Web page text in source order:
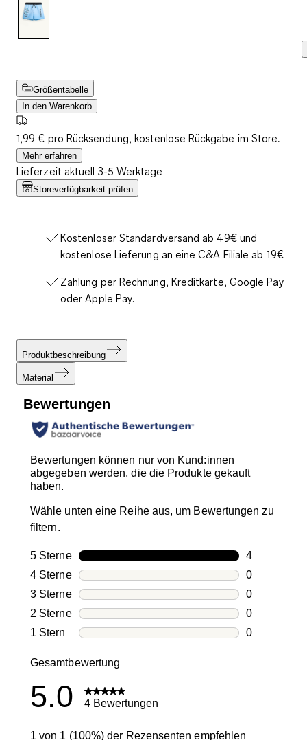
Größentabelle
In den Warenkorb
1,99 € pro Rücksendung, kostenlose Rückgabe im Store.
Mehr erfahren
Lieferzeit aktuell 3-5 Werktage
Storeverfügbarkeit prüfen
Kostenloser Standardversand ab 49€ und
kostenlose Lieferung an eine C&A Filiale ab 19€
Zahlung per Rechnung, Kreditkarte, Google Pay
oder Apple Pay.
Produktbeschreibung
Material
Bewertungen
Bewertungen können nur von Kund:innen
abgegeben werden, die die Produkte gekauft
haben.
Wähle unten eine Reihe aus, um Bewertungen zu
filtern.
5 SterneSterne
4
4
4 SterneSterne
0
0
3 SterneSterne
0
0
2 SterneSterne
0
0
1 Stern Sterne
0
Gesamtbewertung
5.0 4 Bewertungen
1 von 1 (100%) der Rezensenten empfehlen